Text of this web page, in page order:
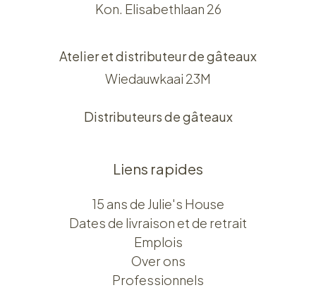
Kon. Elisabethlaan 26
Atelier et distributeur de gâteaux
Wiedauwkaai 23M
Distributeurs de gâteaux
Liens rapides
15 ans de Julie's House
Dates de livraison et de retrait
Emplois
Over ons​​
Professionnels